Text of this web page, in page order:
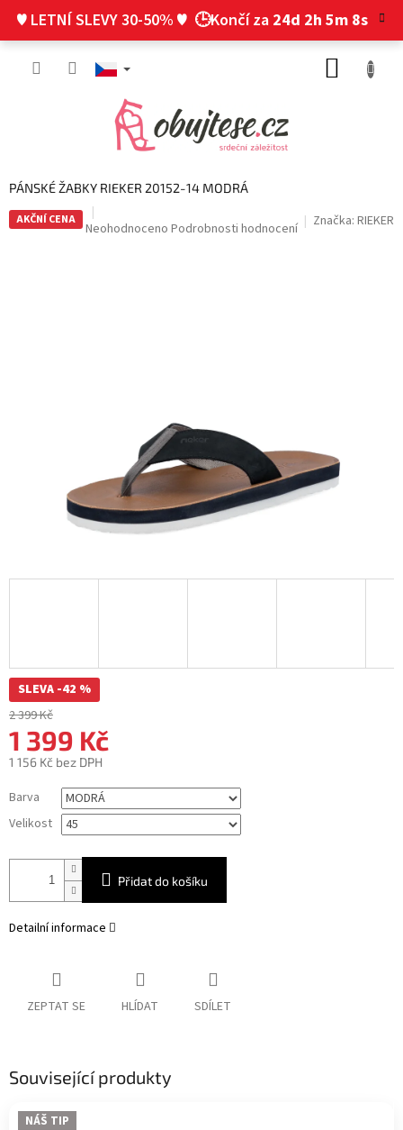
obsah
♥ LETNÍ SLEVY 30-50% ♥ 🕒Končí za 24d 2h 5m 7s
PÁNSKÉ ŽABKY RIEKER 20152-14 MODRÁ
AKČNÍ CENA
Průměrné
Neohodnoceno Podrobnosti hodnocení Značka: RIEKER
SLEVA -42 %
2 399 Kč
1 399 Kč
1 156 Kč bez DPH
cena:
Barva
Velikost
Přidat do košíku
Detailní informace
ZEPTAT SE HLÍDAT SDÍLET
Související produkty
NÁŠ TIP